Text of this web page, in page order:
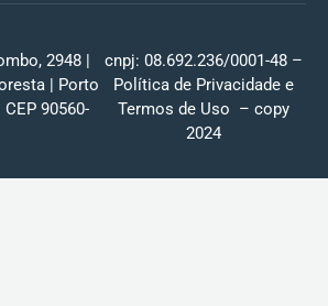
2948 |
| Porto
90560-
cnpj: 08.692.236/0001-48 –
Política de Privacidade e
Termos de Uso – copy
2024